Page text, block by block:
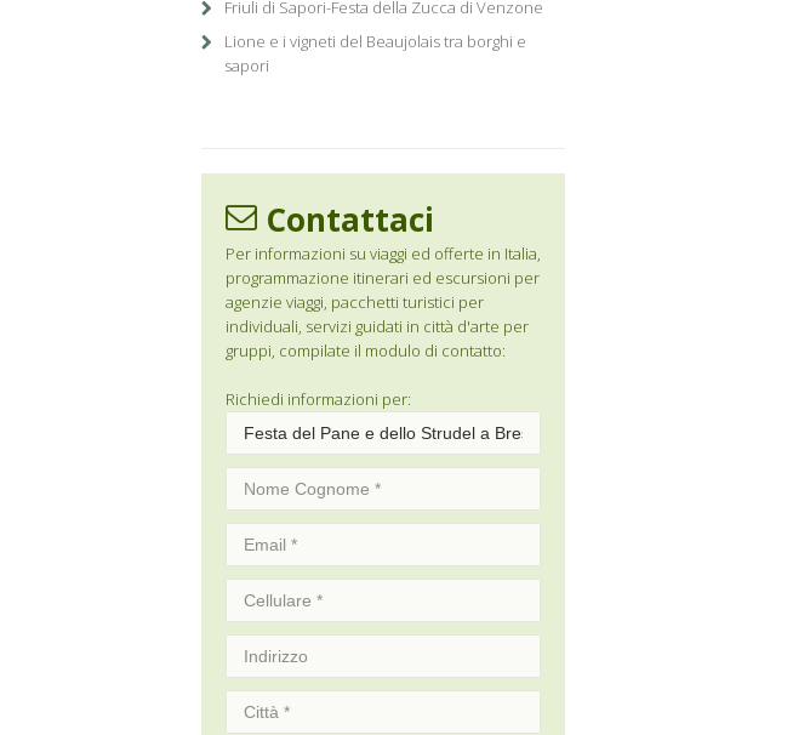
Friuli di Sapori-Festa della Zucca di Venzone
Lione e i vigneti del Beaujolais tra borghi e
sapori
Contattaci
Per informazioni su viaggi ed offerte in Italia,
programmazione itinerari ed escursioni per
agenzie viaggi, pacchetti turistici per
individuali, servizi guidati in città d'arte per
gruppi, compilate il modulo di contatto:
Richiedi informazioni per: